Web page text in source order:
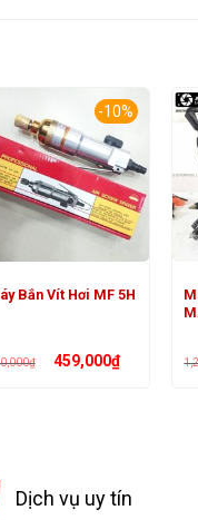
-10%
Bắn Vít Hơi MF 5H
₫
Giá
gốc
459,000₫Giá
hiện
Dịch vụ uy tín